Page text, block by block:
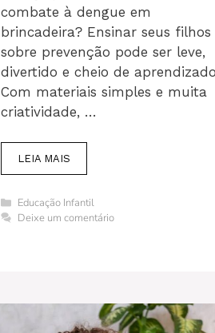
combate à dengue em
brincadeira? Ensinar seus filhos
sobre prevenção pode ser leve,
divertido e cheio de
Com materiais simples e muita
criatividade, …
LEIA MAIS
Categorias
Educação Infantil
Deixe um comentário